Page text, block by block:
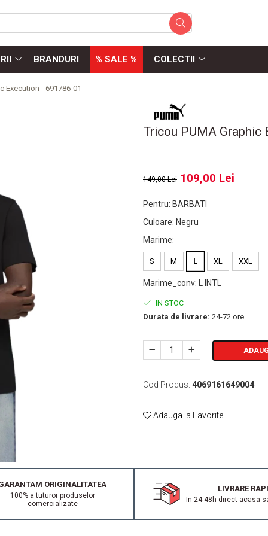
BRANDURI % SALE % COLECTII
Execution - 691786-01
Tricou PUMA
149,00 Lei 109,00 Lei
Pentru: BARBATI
Culoare: Negru
Marime:
S M L XL XXL
Marime_conv: L INTL
IN STOC
Durata de livrare: 24-72 ore
Cod Produs: 4069161649004
Adauga la Favorite
ORIGINALITATEA
100% a tuturor produselor
comercializate
LIVRARE
In 24-48h direct acasa